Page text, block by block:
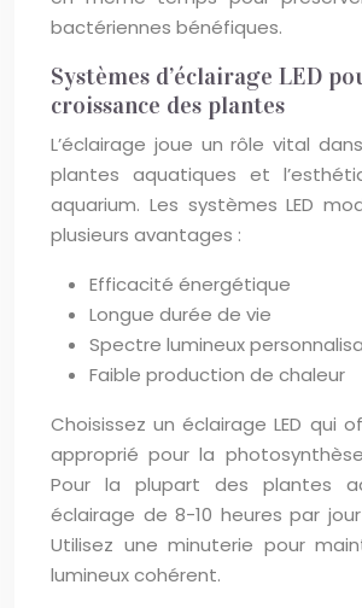
bactériennes bénéfiques.
Systèmes d’éclairage LED
croissance des plantes
L’éclairage joue un rôle vital
plantes aquatiques et
aquarium. Les systèmes LED
plusieurs avantages :
Efficacité énergétique
Longue durée de vie
Spectre lumineux
Faible production de chaleur
Choisissez un éclairage LED qui
approprié pour la
Pour la plupart des plantes
éclairage de 8-10 heures par
Utilisez une minuterie pour
lumineux cohérent.